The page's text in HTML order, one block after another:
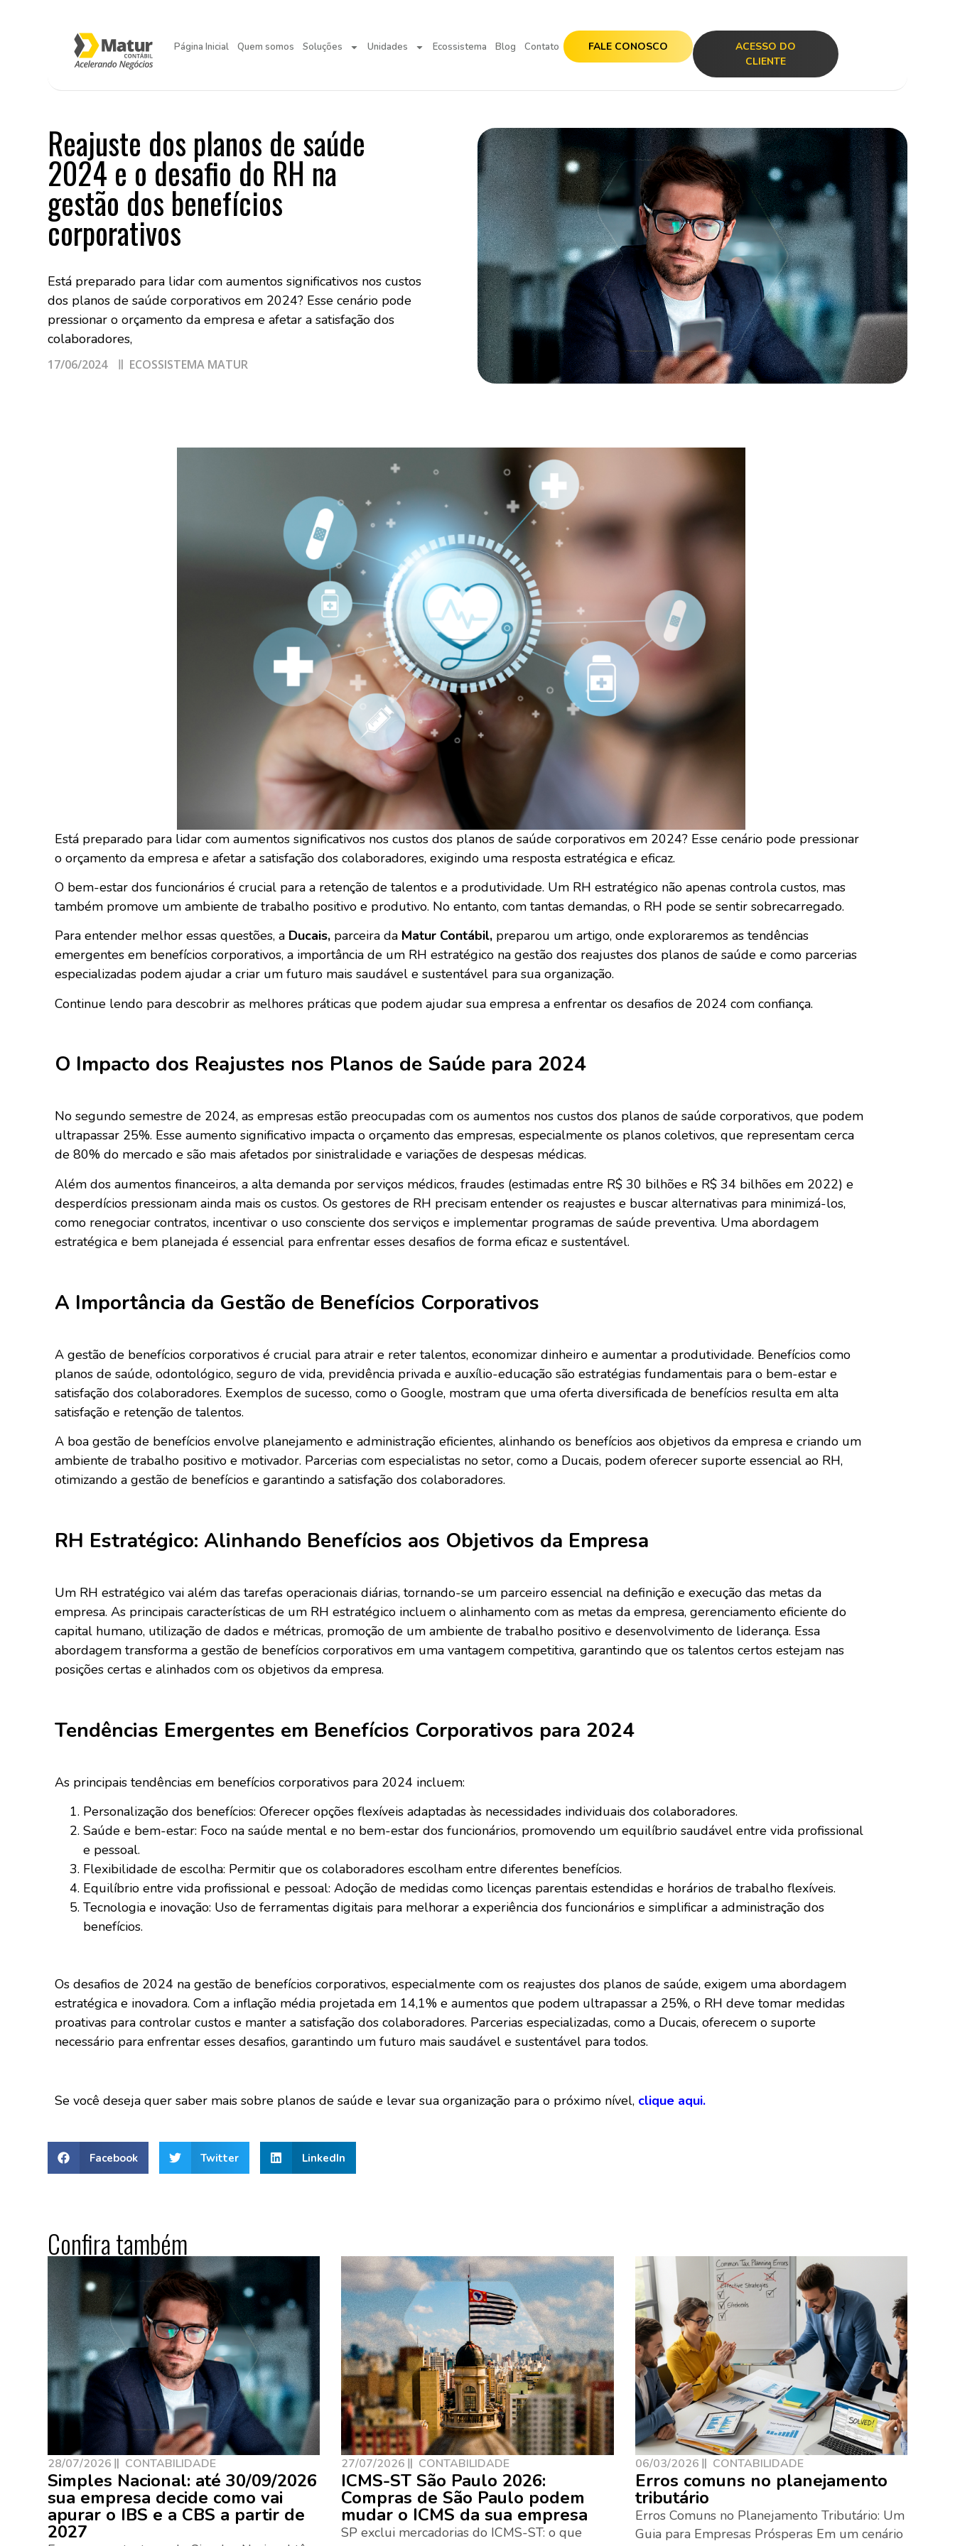
Página Inicial Quem somos Soluções Unidades Ecossistema Blog Contato FALE CONOSCO
ACESSO DO
CLIENTE
Reajuste dos planos de saúde
2024 e o desafio do RH na
gestão dos benefícios
corporativos
Está preparado para lidar com aumentos significativos nos custos
dos planos de saúde corporativos em 2024? Esse cenário pode
pressionar o orçamento da empresa e afetar a satisfação dos
colaboradores,
17/06/2024 ECOSSISTEMA MATUR
Está preparado para lidar com aumentos significativos nos custos dos planos de saúde corporativos em 2024? Esse cenário pode pressionar
o orçamento da empresa e afetar a satisfação dos colaboradores, exigindo uma resposta estratégica e eficaz.
O bem-estar dos funcionários é crucial para a retenção de talentos e a produtividade. Um RH estratégico não apenas controla custos, mas
também promove um ambiente de trabalho positivo e produtivo. No entanto, com tantas demandas, o RH pode se sentir sobrecarregado.
Para entender melhor essas questões, a Ducais, parceira da Matur Contábil, preparou um artigo, onde exploraremos as tendências
emergentes em benefícios corporativos, a importância de um RH estratégico na gestão dos reajustes dos planos de saúde e como parcerias
especializadas podem ajudar a criar um futuro mais saudável e sustentável para sua organização.
Continue lendo para descobrir as melhores práticas que podem ajudar sua empresa a enfrentar os desafios de 2024 com confiança.
O Impacto dos Reajustes nos Planos de Saúde para 2024
No segundo semestre de 2024, as empresas estão preocupadas com os aumentos nos custos dos planos de saúde corporativos, que podem
ultrapassar 25%. Esse aumento significativo impacta o orçamento das empresas, especialmente os planos coletivos, que representam cerca
de 80% do mercado e são mais afetados por sinistralidade e variações de despesas médicas.
Além dos aumentos financeiros, a alta demanda por serviços médicos, fraudes (estimadas entre R$ 30 bilhões e R$ 34 bilhões em 2022) e
desperdícios pressionam ainda mais os custos. Os gestores de RH precisam entender os reajustes e buscar alternativas para minimizá-los,
como renegociar contratos, incentivar o uso consciente dos serviços e implementar programas de saúde preventiva. Uma abordagem
estratégica e bem planejada é essencial para enfrentar esses desafios de forma eficaz e sustentável.
A Importância da Gestão de Benefícios Corporativos
A gestão de benefícios corporativos é crucial para atrair e reter talentos, economizar dinheiro e aumentar a produtividade. Benefícios como
planos de saúde, odontológico, seguro de vida, previdência privada e auxílio-educação são estratégias fundamentais para o bem-estar e
satisfação dos colaboradores. Exemplos de sucesso, como o Google, mostram que uma oferta diversificada de benefícios resulta em alta
satisfação e retenção de talentos.
A boa gestão de benefícios envolve planejamento e administração eficientes, alinhando os benefícios aos objetivos da empresa e criando um
ambiente de trabalho positivo e motivador. Parcerias com especialistas no setor, como a Ducais, podem oferecer suporte essencial ao RH,
otimizando a gestão de benefícios e garantindo a satisfação dos colaboradores.
RH Estratégico: Alinhando Benefícios aos Objetivos da Empresa
Um RH estratégico vai além das tarefas operacionais diárias, tornando-se um parceiro essencial na definição e execução das metas da
empresa. As principais características de um RH estratégico incluem o alinhamento com as metas da empresa, gerenciamento eficiente do
capital humano, utilização de dados e métricas, promoção de um ambiente de trabalho positivo e desenvolvimento de liderança. Essa
abordagem transforma a gestão de benefícios corporativos em uma vantagem competitiva, garantindo que os talentos certos estejam nas
posições certas e alinhados com os objetivos da empresa.
Tendências Emergentes em Benefícios Corporativos para 2024
As principais tendências em benefícios corporativos para 2024 incluem:
Personalização dos benefícios: Oferecer opções flexíveis adaptadas às necessidades individuais dos colaboradores.
Saúde e bem-estar: Foco na saúde mental e no bem-estar dos funcionários, promovendo um equilíbrio saudável entre vida profissional
e pessoal.
Flexibilidade de escolha: Permitir que os colaboradores escolham entre diferentes benefícios.
Equilíbrio entre vida profissional e pessoal: Adoção de medidas como licenças parentais estendidas e horários de trabalho flexíveis.
Tecnologia e inovação: Uso de ferramentas digitais para melhorar a experiência dos funcionários e simplificar a administração dos
benefícios.
Os desafios de 2024 na gestão de benefícios corporativos, especialmente com os reajustes dos planos de saúde, exigem uma abordagem
estratégica e inovadora. Com a inflação média projetada em 14,1% e aumentos que podem ultrapassar a 25%, o RH deve tomar medidas
proativas para controlar custos e manter a satisfação dos colaboradores. Parcerias especializadas, como a Ducais, oferecem o suporte
necessário para enfrentar esses desafios, garantindo um futuro mais saudável e sustentável para todos.
Se você deseja quer saber mais sobre planos de saúde e levar sua organização para o próximo nível, clique aqui.
Facebook Twitter LinkedIn
Confira também
28/07/2026 CONTABILIDADE
Simples Nacional: até 30/09/2026
sua empresa decide como vai
apurar o IBS e a CBS a partir de
2027
27/07/2026 CONTABILIDADE
ICMS-ST São Paulo 2026:
Compras de São Paulo podem
mudar o ICMS da sua empresa
SP exclui mercadorias do ICMS-ST: o que
06/03/2026 CONTABILIDADE
Erros comuns no planejamento
tributário
Erros Comuns no Planejamento Tributário: Um
Guia para Empresas Prósperas Em um cenário